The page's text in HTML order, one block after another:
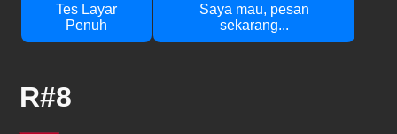
Tes Layar
Penuh
Saya mau, pesan
sekarang...
R#8